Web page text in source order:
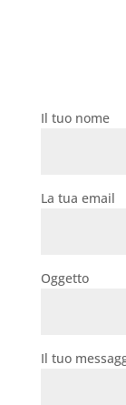
Il tuo nome
La tua email
Oggetto
Il tuo